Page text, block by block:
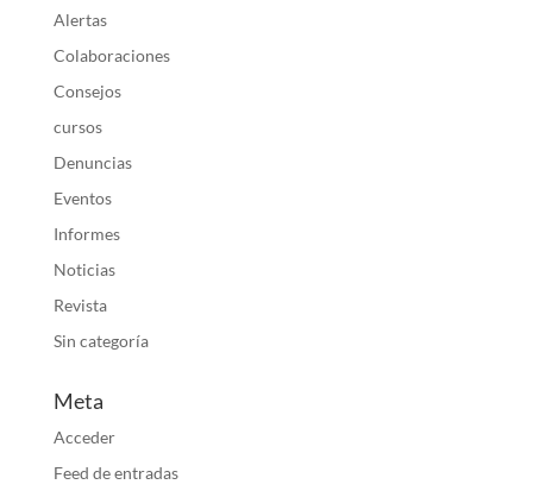
Alertas
Colaboraciones
Consejos
cursos
Denuncias
Eventos
Informes
Noticias
Revista
Sin categoría
Meta
Acceder
Feed de entradas